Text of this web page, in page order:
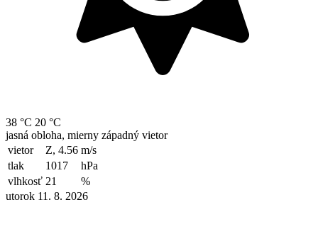
38 °C 20 °C
jasná obloha, mierny západný vietor
vietor
Z, 4.56 m/s
tlak
1017
hPa
vlhkosť 21
%
utorok 11. 8. 2026